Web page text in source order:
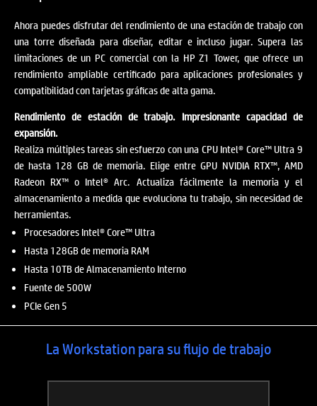
Ahora puedes disfrutar del rendimiento de una estación de trabajo con
una torre diseñada para diseñar, editar e incluso jugar. Supera las
limitaciones de un PC comercial con la HP Z1 Tower, que ofrece un
rendimiento ampliable certificado para aplicaciones profesionales y
compatibilidad con tarjetas gráficas de alta gama.
Rendimiento de estación de trabajo. Impresionante capacidad de
expansión.
Realiza múltiples tareas sin esfuerzo con una CPU Intel® Core™ Ultra 9
de hasta 128 GB de memoria. Elige entre GPU NVIDIA RTX™, AMD
Radeon RX™ o Intel® Arc. Actualiza fácilmente la memoria y el
almacenamiento a medida que evoluciona tu trabajo, sin necesidad de
herramientas.
Procesadores Intel® Core™ Ultra
Hasta 128GB de memoria RAM
Hasta 10TB de Almacenamiento Interno
Fuente de 500W
PCIe Gen 5
La Workstation para su flujo de trabajo